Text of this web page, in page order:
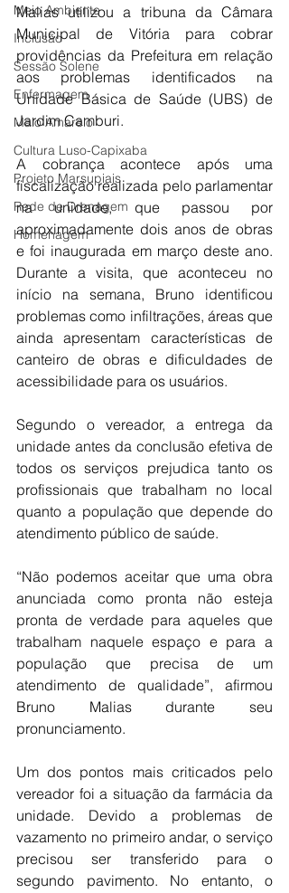
Meio Ambiente
Inclusão
Sessão Solene
Enfermagem
Maio Amarelo
Cultura Luso-Capixaba
Projeto Marsupiais
Rede de Drenagem
Homenagem
Malias utilizou a tribuna da Câmara
Municipal de Vitória para cobrar
providências da Prefeitura em relação
aos problemas identificados na
Unidade Básica de Saúde (UBS) de
Jardim Camburi.
A cobrança acontece após uma
fiscalização realizada pelo parlamentar
na unidade, que passou por
aproximadamente dois anos de obras
e foi inaugurada em março deste ano.
Durante a visita, que aconteceu no
início na semana, Bruno identificou
problemas como infiltrações, áreas que
ainda apresentam características de
canteiro de obras e dificuldades de
acessibilidade para os usuários.
Segundo o vereador, a entrega da
unidade antes da conclusão efetiva de
todos os serviços prejudica tanto os
profissionais que trabalham no local
quanto a população que depende do
atendimento público de saúde.
“Não podemos aceitar que uma obra
anunciada como pronta não esteja
pronta de verdade para aqueles que
trabalham naquele espaço e para a
população que precisa de um
atendimento de qualidade”, afirmou
Bruno Malias durante seu
pronunciamento.
Um dos pontos mais criticados pelo
vereador foi a situação da farmácia da
unidade. Devido a problemas de
vazamento no primeiro andar, o serviço
precisou ser transferido para o
segundo pavimento. No entanto, o